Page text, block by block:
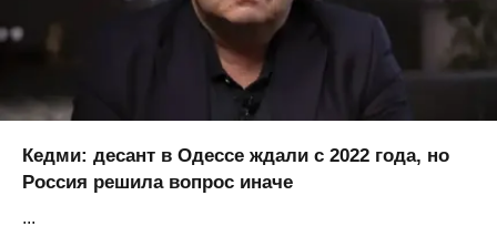
Кедми: десант в Одессе ждали с 2022 года, но
Россия решила вопрос иначе
...